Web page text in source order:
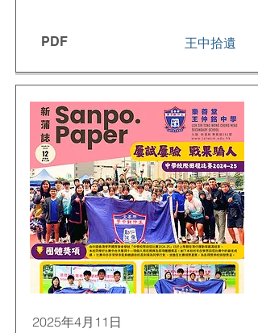
PDF 王中拾遺
2025年4月11日